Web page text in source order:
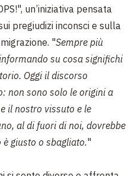
un’iniziativa pensata
pregiudizi inconsci e sulla
"Sempre più
su cosa significhi
Oggi il discorso
non sono solo le origini a
il nostro vissuto e le
al di fuori di noi, dovrebbe
giusto o sbagliato."